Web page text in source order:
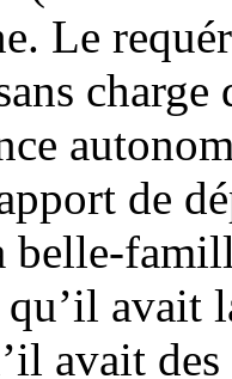
Le
charge
de
belle-
avait
avait